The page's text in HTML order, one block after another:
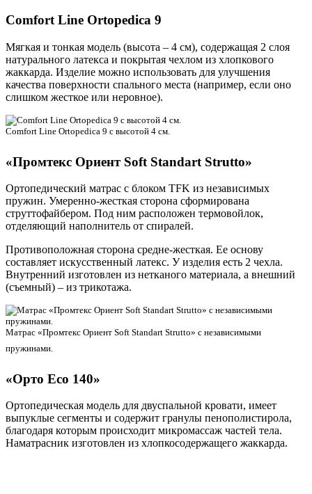
Comfort Line Ortopedica 9
Мягкая и тонкая модель (высота – 4 см), содержащая 2 слоя
натурального латекса и покрытая чехлом из хлопкового
жаккарда. Изделие можно использовать для улучшения
качества поверхности спального места (например, если оно
слишком жесткое или неровное).
Comfort Line Ortopedica 9 с высотой 4 см.
«Промтекс Ориент Soft Standart Strutto»
Ортопедический матрас с блоком TFK из независимых
пружин. Умеренно-жесткая сторона сформирована
струттофайбером. Под ним расположен термовойлок,
отделяющий наполнитель от спиралей.
Противоположная сторона средне-жесткая. Ее основу
составляет искусственный латекс. У изделия есть 2 чехла.
Внутренний изготовлен из нетканого материала, а внешний
(съемный) – из трикотажа.
Матрас «Промтекс Ориент Soft Standart Strutto» с независимыми
пружинами.
«Орто Есо 140»
Ортопедическая модель для двуспальной кровати, имеет
выпуклые сегменты и содержит гранулы пенополистирола,
благодаря которым происходит микромассаж частей тела.
Наматрасник изготовлен из хлопкосодержащего жаккарда.